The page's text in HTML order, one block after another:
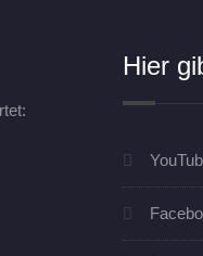
Hier